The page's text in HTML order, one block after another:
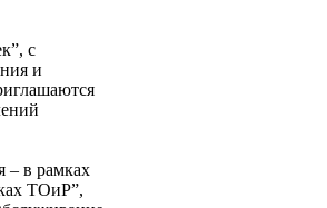
с
и
– в рамках
ТОиР”,